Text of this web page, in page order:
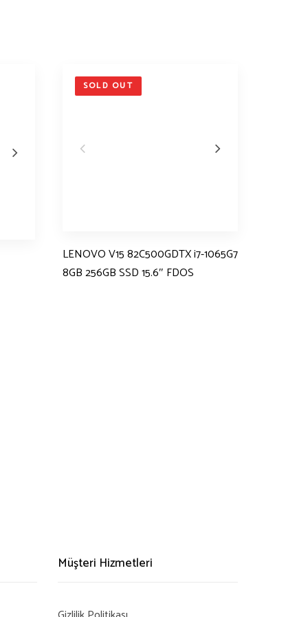
SOLD OUT
LENOVO V15 82C500GDTX i7-1065G7
8GB 256GB SSD 15.6″ FDOS
Müşteri Hizmetleri